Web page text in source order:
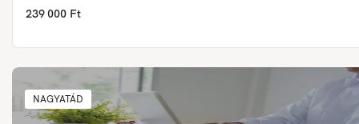
239 000 Ft
NAGYATÁD